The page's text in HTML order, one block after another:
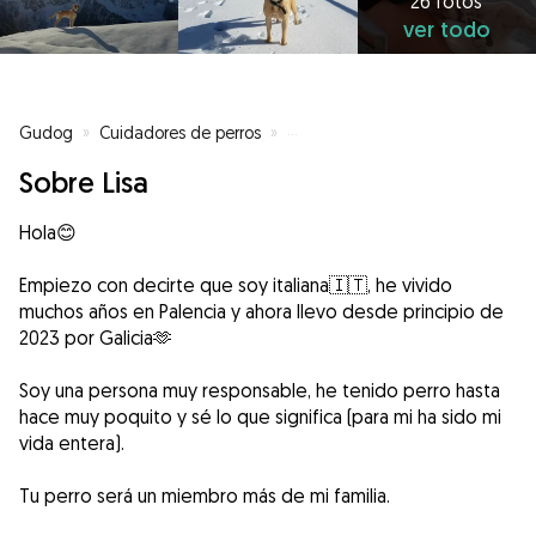
ver todo
Gudog » Cuidadores de perros » Cuidadores de perros en
Sobre Lisa
Hola😊
Empiezo con decirte que soy italiana🇮🇹, he vivido
muchos años en Palencia y ahora llevo desde principio de
2023 por Galicia🫶
Soy una persona muy responsable, he tenido perro hasta
hace muy poquito y sé lo que significa (para mi ha sido mi
vida entera).
Tu perro será un miembro más de mi familia.